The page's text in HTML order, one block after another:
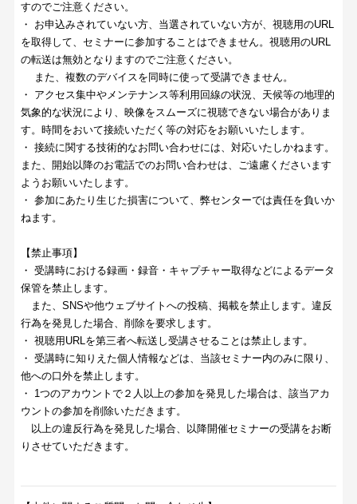
すのでご注意ください。
・ お申込みされていない方、当選されていない方が、視聴用のURL
を取得して、セミナーに参加することはできません。視聴用のURL
の転送は無効となりますのでご注意ください。
また、複数のデバイスを同時に使って受講できません。
・ アクセス集中やメンテナンス等利用回線の状況、天候等の地理的
気象的な状況により、映像をスムーズに視聴できない場合がありま
す。時間をおいて接続いただく等の対応をお願いいたします。
・ 接続に関する技術的なお問い合わせには、対応いたしかねます。
また、開始以降のお電話でのお問い合わせは、ご遠慮くださいます
ようお願いいたします。
・ 参加にあたり生じた損害について、弊センターでは責任を負いか
ねます。
【禁止事項】
・ 受講時における録画・録音・キャプチャー取得などによるデータ
保管を禁止します。
また、SNSや他ウェブサイトへの投稿、掲載を禁止します。違反
行為を発見した場合、削除を要求します。
・ 視聴用URLを第三者へ転送し受講させることは禁止します。
・ 受講時に知りえた個人情報などは、当該セミナー内のみに限り、
他への口外を禁止します。
・ 1つのアカウントで２人以上の参加を発見した場合は、該当アカ
ウントの参加を削除いただきます。
以上の違反行為を発見した場合、以降開催セミナーの受講をお断
りさせていただきます。